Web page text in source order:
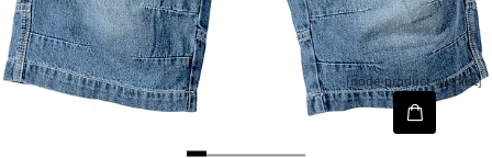
[node-product-wishlist]